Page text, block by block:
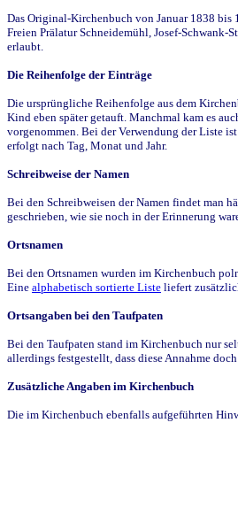
Das Original-Kirchenbuch von Januar 1838
Freien Prälatur Schneidemühl, Josef-Schwank-
erlaubt.
Die Reihenfolge der Einträge
Die ursprüngliche Reihenfolge aus dem
Kind eben später getauft. Manchmal kam es
vorgenommen. Bei der Verwendung der Liste
erfolgt nach Tag, Monat und Jahr.
Schreibweise der Namen
Bei den Schreibweisen der Namen findet man
geschrieben, wie sie noch in der Erinnerung
Ortsnamen
Bei den Ortsnamen wurden im Kirchenbuch
Eine alphabetisch sortierte Liste liefert
Ortsangaben bei den Taufpaten
Bei den Taufpaten stand im Kirchenbuch nur
allerdings festgestellt, dass diese Annahme
Zusätzliche Angaben im Kirchenbuch
Die im Kirchenbuch ebenfalls aufgeführten